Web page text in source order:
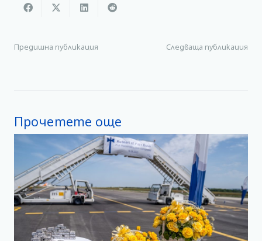
Предишна публикация Следваща публикация
Прочетете още